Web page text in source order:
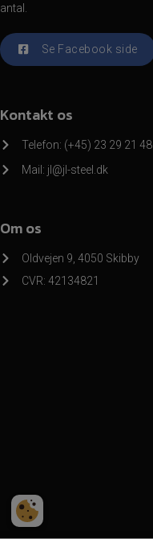
antal.
Se Facebook side
Kontakt os
Telefon: (+45) 23 29 21 48
Mail: jl@jl-steel.dk
Om os
Oldvejen 9, 4050 Skibby
CVR: 42134821